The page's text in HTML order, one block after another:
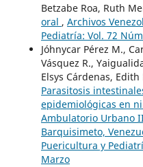
Betzabe Roa, Ruth
oral , Archivos
Pediatría: Vol. 72
Jóhnycar Pérez M.,
Vásquez R.,
Elsys Cárdenas,
Parasitosis
epidemiológicas en
Ambulatorio Urbano
Barquisimeto,
Puericultura y
Marzo